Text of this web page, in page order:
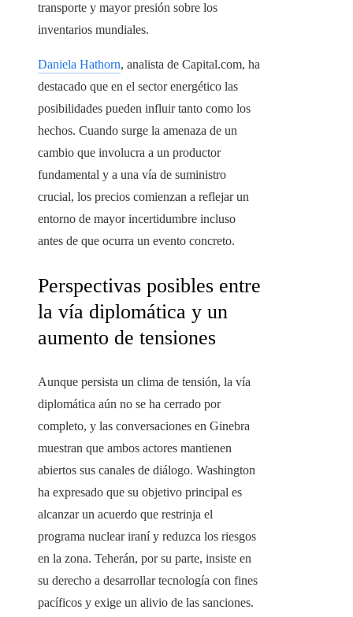
transporte y mayor presión sobre los
inventarios mundiales.
Daniela Hathorn, analista de Capital.com, ha
destacado que en el sector energético las
posibilidades pueden influir tanto como los
hechos. Cuando surge la amenaza de un
cambio que involucra a un productor
fundamental y a una vía de suministro
crucial, los precios comienzan a reflejar un
entorno de mayor incertidumbre incluso
antes de que ocurra un evento concreto.
Perspectivas posibles entre
la vía diplomática y un
aumento de tensiones
Aunque persista un clima de tensión, la vía
diplomática aún no se ha cerrado por
completo, y las conversaciones en Ginebra
muestran que ambos actores mantienen
abiertos sus canales de diálogo. Washington
ha expresado que su objetivo principal es
alcanzar un acuerdo que restrinja el
programa nuclear iraní y reduzca los riesgos
en la zona. Teherán, por su parte, insiste en
su derecho a desarrollar tecnología con fines
pacíficos y exige un alivio de las sanciones.